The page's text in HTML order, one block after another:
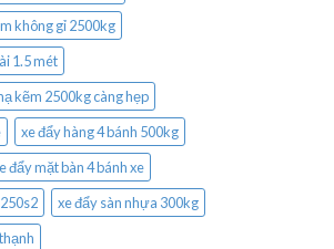
không gỉ 2500kg
1.5 mét
kẽm 2500kg càng hẹp
xe đẩy hàng 4 bánh 500kg
đẩy mặt bàn 4 bánh xe
xe đẩy sàn nhựa 300kg